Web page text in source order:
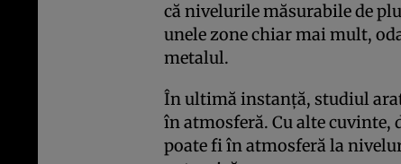
că nivelurile măsurabile de
unele zone chiar mai mult,
metalul.
În ultimă instanţă, studiul
în atmosferă. Cu alte cuvinte,
poate fi în atmosferă la